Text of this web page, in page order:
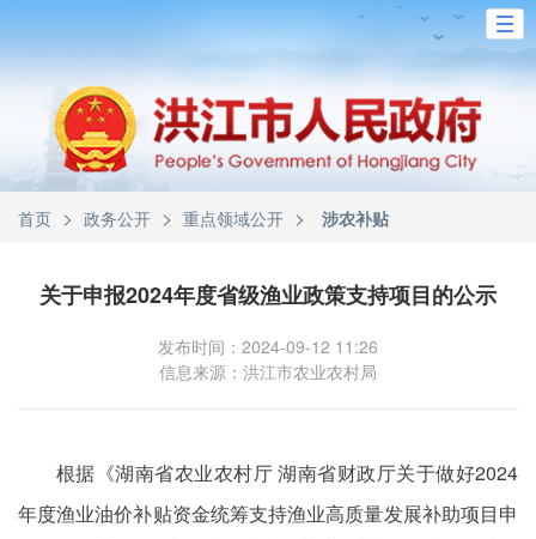
首页 > 政务公开 > 重点领域公开 > 涉农补贴
关于申报2024年度省级渔业政策支持项目的公示
发布时间：2024-09-12 11:26
信息来源：洪江市农业农村局
根据《湖南省农业农村厅 湖南省财政厅关于做好2024
年度渔业油价补贴资金统筹支持渔业高质量发展补助项目申